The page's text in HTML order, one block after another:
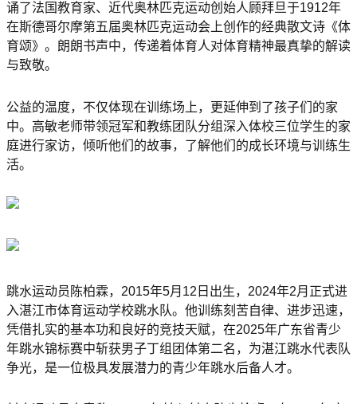
诵了法国教育家、近代奥林匹克运动创始人顾拜旦于1912年
在斯德哥尔摩第五届奥林匹克运动会上创作的经典散文诗《体
育颂》。朗朗书声中，传递着体育人对体育精神最真挚的解读
与致敬。
公益的温度，不仅体现在训练场上，更延伸到了孩子们的家
中。高敏老师带领冠军和教练团队分组深入体校三位学生的家
庭进行家访，倾听他们的故事，了解他们的成长环境与训练生
活。
跳水运动员陈柏霖，2015年5月12日出生，2024年2月正式进
入湛江市体育运动学校跳水队。他训练刻苦自律、进步迅速，
凭借扎实的基本功和良好的竞技天赋，在2025年广东省青少
年跳水锦标赛中斩获男子丁组团体第二名，为湛江跳水代表队
争光，是一位极具发展潜力的青少年跳水后备人才。